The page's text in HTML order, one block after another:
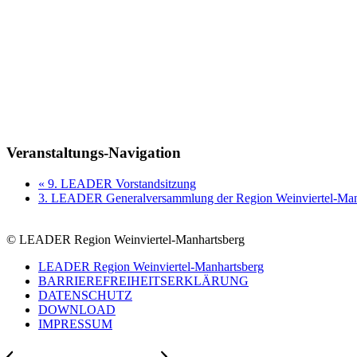
Veranstaltungs-Navigation
« 9. LEADER Vorstandsitzung
3. LEADER Generalversammlung der Region Weinviertel-
© LEADER Region Weinviertel-Manhartsberg
LEADER Region Weinviertel-Manhartsberg
BARRIEREFREIHEITSERKLÄRUNG
DATENSCHUTZ
DOWNLOAD
IMPRESSUM